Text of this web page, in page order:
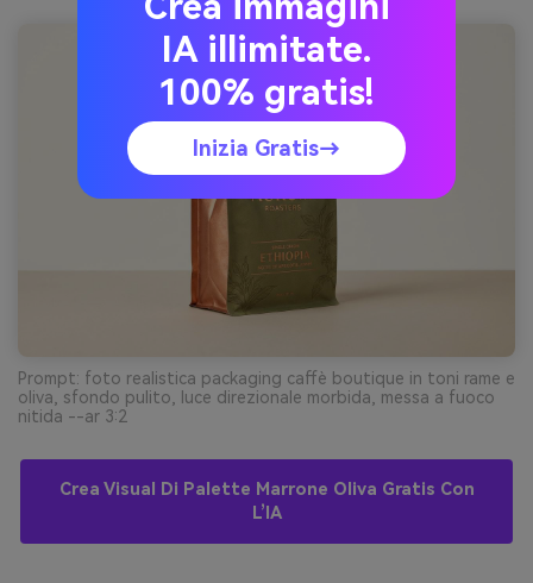
Prompt: foto realistica packaging caffè boutique in toni rame e
oliva, sfondo pulito, luce direzionale morbida, messa a fuoco
nitida --ar 3:2
Crea Visual Di Palette Marrone Oliva Gratis Con
L’IA
IA illimitate.
100% gratis!
Inizia Gratis→